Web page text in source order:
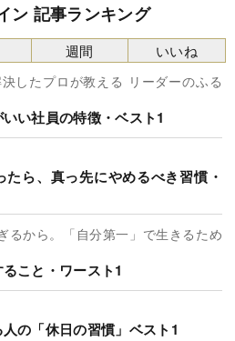
ン 記事ランキング
したプロが教える リーダーのふる
い社員の特徴・ベスト1
たら、真っ先にやめるべき習慣・
るから。「自分第一」で生きるため
こと・ワースト1
の「休日の習慣」ベスト1
週間 いいね